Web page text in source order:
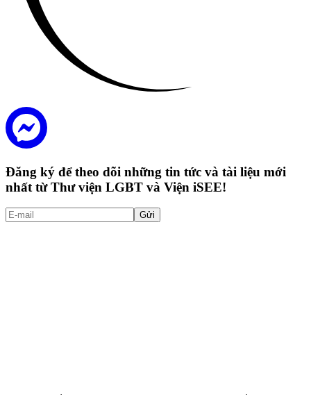
Đăng ký để theo dõi những tin tức và tài liệu mới
nhất từ Thư viện LGBT và Viện iSEE!
Gửi